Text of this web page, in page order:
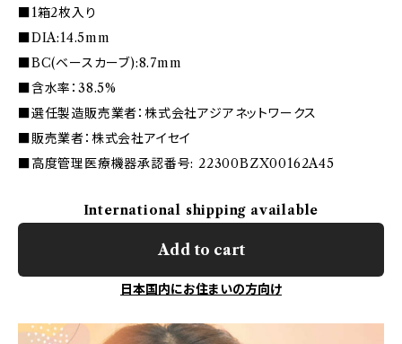
■1箱2枚入り
■DIA:14.5mm
■BC(ベースカーブ):8.7mm
■含水率：38.5%
■選任製造販売業者：株式会社アジアネットワークス
■販売業者：株式会社アイセイ
■高度管理医療機器承認番号: 22300BZX00162A45
International shipping available
Add to cart
日本国内にお住まいの方向け